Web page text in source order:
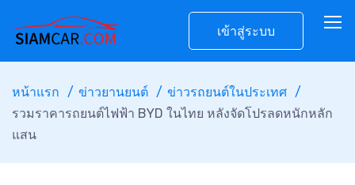
เข้าสู่ระบบ
หน้าแรก ข่าวยานยนต์
ข่าวรถยนต์ในประเทศ
รวมราคารถยนต์ไฟฟ้า BYD ในไทย หลังจัดโปรลดหนักหลัก
แสน